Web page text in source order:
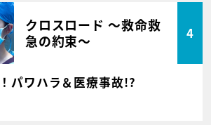
クロスロード ～救命救
急の約束～
4
パワハラ＆医療事故!?